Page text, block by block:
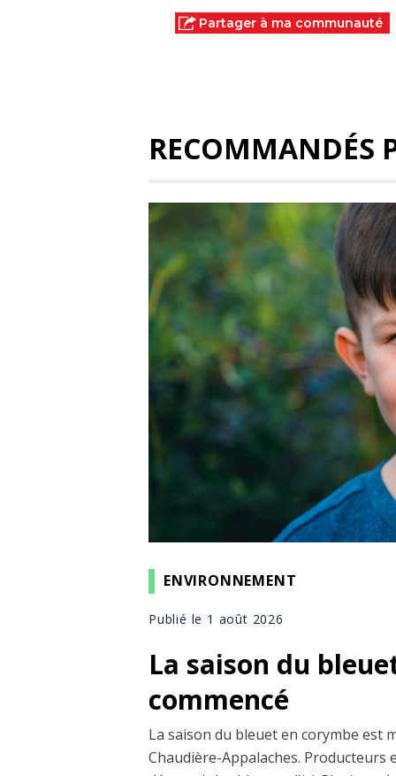
Partager à ma communauté
RECOMMANDÉS
ENVIRONNEMENT
Publié le 1 août 2026
La saison du
commencé
La saison du bleuet en corymbe est
Chaudière-Appalaches.